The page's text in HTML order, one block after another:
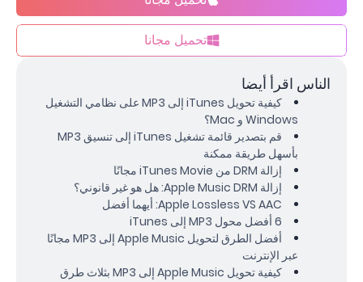
تحميل مجانا
الناس اقرأ أيضا
كيفية تحويل iTunes إلى MP3 على نظامي التشغيل
Windows و Mac؟
قم بتصدير قائمة تشغيل iTunes إلى تنسيق MP3
بأسهل طريقة ممكنة
إزالة DRM من iTunes Movie مجانًا
إزالة Apple Music DRM: هل هو غير قانوني؟
Apple Lossless VS AAC: أيهما أفضل
6 أفضل محول MP3 إلى iTunes
أفضل الطرق لتحويل Apple Music إلى MP3 مجانًا
عبر الإنترنت
كيفية تحويل Apple Music إلى MP3 بثلاث طرق